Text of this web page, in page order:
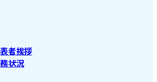
者挨拶
状況